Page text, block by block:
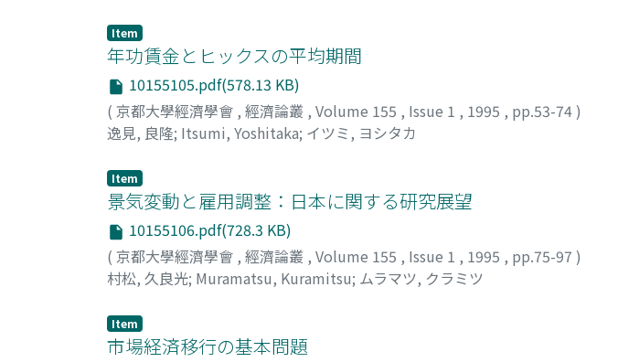
Item
年功賃金とヒックスの平均期間
10155105.pdf(578.13 KB)
( 京都大學經濟學會 , 經濟論叢 , Volume 155 , Issue 1 , 1995 , pp.53-74)
逸見, 良隆; Itsumi, Yoshitaka; イツミ, ヨシタカ
Item
景気変動と雇用調整：日本に関する研究展望
10155106.pdf(728.3 KB)
( 京都大學經濟學會 , 經濟論叢 , Volume 155 , Issue 1 , 1995 , pp.75-97 )
村松, 久良光; Muramatsu, Kuramitsu; ムラマツ, クラミツ
Item
市場経済移行の基本問題